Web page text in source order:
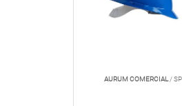
AURUM COMERCIAL/ SP